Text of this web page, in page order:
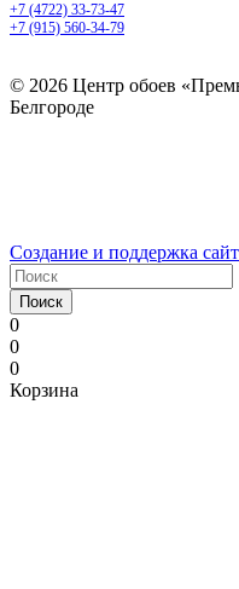
+7 (4722) 33-73-47
+7 (915) 560-34-79
© 2026 Центр обоев
Белгороде
Создание и поддержка
Поиск
0
0
0
Корзина